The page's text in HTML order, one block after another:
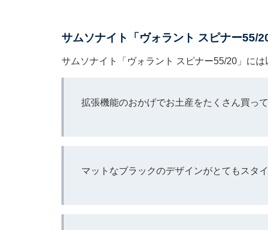
サムソナイト「ヴォラント スピナー55/
サムソナイト「ヴォラント スピナー55/20」に
拡張機能のおかげでお土産をたくさん買っ
マットなブラックのデザインがとてもスタ